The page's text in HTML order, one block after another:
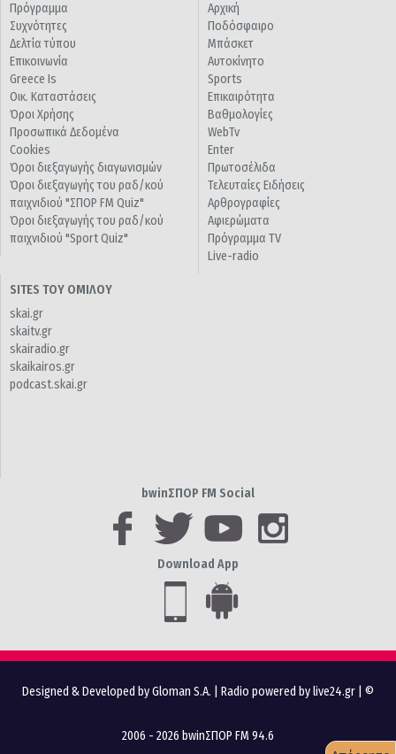
Πρόγραμμα
Συχνότητες
Δελτία τύπου
Επικοινωνία
Greece Is
Οικ. Καταστάσεις
Όροι Χρήσης
Προσωπικά Δεδομένα
Cookies
Όροι διεξαγωγής διαγωνισμών
Όροι διεξαγωγής του ραδ/κού
παιχνιδιού "ΣΠΟΡ FM Quiz"
Όροι διεξαγωγής του ραδ/κού
παιχνιδιού "Sport Quiz"
Αρχική
Ποδόσφαιρο
Μπάσκετ
Αυτοκίνητο
Sports
Επικαιρότητα
Βαθμολογίες
WebTv
Enter
Πρωτοσέλιδα
Τελευταίες Ειδήσεις
Αρθρογραφίες
Αφιερώματα
Πρόγραμμα TV
Live-radio
SITES ΤΟΥ ΟΜΙΛΟΥ
skai.gr
skaitv.gr
skairadio.gr
skaikairos.gr
podcast.skai.gr
bwinΣΠΟΡ FM Social
Download App
Designed & Developed by Gloman S.A. Radio powered by live24.gr | ©
2006 - 2026 bwinΣΠΟΡ FM 94.6